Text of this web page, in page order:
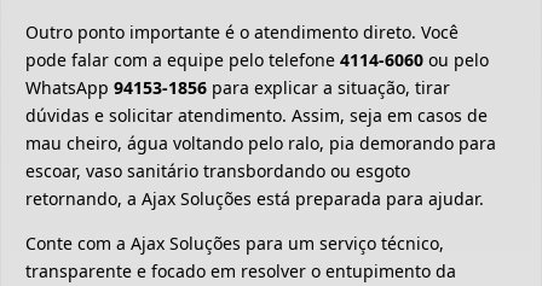
Outro ponto importante é o atendimento direto. Você
pode falar com a equipe pelo telefone 4114-6060 ou pelo
WhatsApp 94153-1856 para explicar a situação, tirar
dúvidas e solicitar atendimento. Assim, seja em casos de
mau cheiro, água voltando pelo ralo, pia demorando para
escoar, vaso sanitário transbordando ou esgoto
retornando, a Ajax Soluções está preparada para ajudar.
Conte com a Ajax Soluções para um serviço técnico,
transparente e focado em resolver o entupimento da